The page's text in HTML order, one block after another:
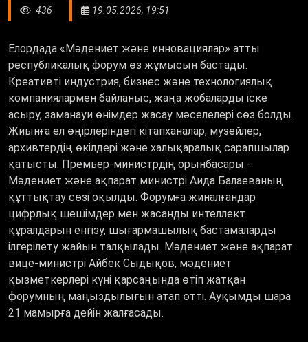
436 19.05.2026, 19:51
Елордада «Мәдениет және инновациялар» атты
республикалық форум өз жұмысын бастады.
Креативті индустрия, бизнес және технологиялық
компаниялармен байланыс, жаңа жобаларды іске
асыру, заманауи өнімдер жасау мәселелері сөз болды.
Жиынға ел өңірлеріндегі кітапханалар, музейлер,
архивтердің өкілдері және халықаралық сарапшылар
қатысты. Премьер-министрдің орынбасары -
Мәдениет және ақпарат министрі Аида Балаеваның
құттықтау сөзі оқылды. Форумға жиналғандар
цифрлық шешімдер мен жасанды интеллект
құралдарын енгізу, шығармашылық бастамаларды
ілгерілету жайын талқылады. Мәдениет және ақпарат
вице-министрі Айбек Сыдықов, мәдениет
қызметкерлері күні қарсаңында өтіп жатқан
форумның маңыздылығын атап өтті. Ауқымды шара
21 мамырға дейін жалғасады.